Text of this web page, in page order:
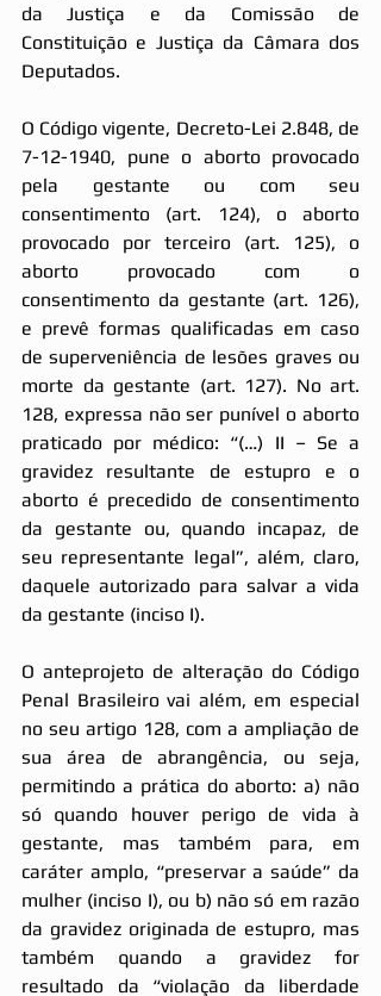
da Justiça e da Comissão de
Constituição e Justiça da Câmara dos
Deputados.
O Código vigente, Decreto-Lei 2.848, de
7-12-1940, pune o aborto provocado
pela gestante ou com seu
consentimento (art. 124), o aborto
provocado por terceiro (art. 125), o
aborto provocado com o
consentimento da gestante (art. 126),
e prevê formas qualificadas em caso
de superveniência de lesões graves ou
morte da gestante (art. 127). No art.
128, expressa não ser punível o aborto
praticado por médico: “(…) II – Se a
gravidez resultante de estupro e o
aborto é precedido de consentimento
da gestante ou, quando incapaz, de
seu representante legal”, além, claro,
daquele autorizado para salvar a vida
da gestante (inciso I).
O anteprojeto de alteração do Código
Penal Brasileiro vai além, em especial
no seu artigo 128, com a ampliação de
sua área de abrangência, ou seja,
permitindo a prática do aborto: a) não
só quando houver perigo de vida à
gestante, mas também para, em
caráter amplo, “preservar a saúde” da
mulher (inciso I), ou b) não só em razão
da gravidez originada de estupro, mas
também quando a gravidez for
resultado da “violação da liberdade